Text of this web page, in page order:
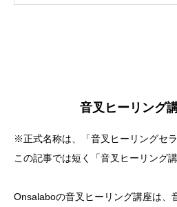
音叉ヒーリング
※正式名称は、「音叉ヒーリングセ
この記事では短く「音叉ヒーリング
Onsalaboの音叉ヒーリング講座は、